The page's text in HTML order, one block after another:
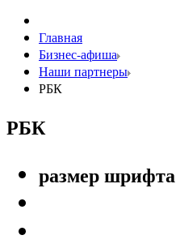
Главная
Бизнес-афиша
Наши партнеры
РБК
РБК
размер шрифта